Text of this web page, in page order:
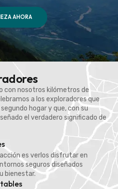
AHORA
con nosotros kilómetros de
a los exploradores que
hogar y que, con su
el verdadero significado de
es verlos disfrutar en
seguros diseñados
bienestar.